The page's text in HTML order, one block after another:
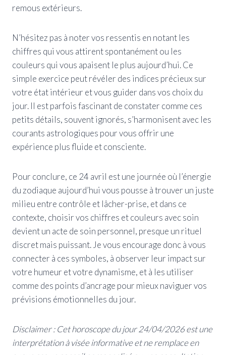
remous extérieurs.
N’hésitez pas à noter vos ressentis en notant les
chiffres qui vous attirent spontanément ou les
couleurs qui vous apaisent le plus aujourd’hui. Ce
simple exercice peut révéler des indices précieux sur
votre état intérieur et vous guider dans vos choix du
jour. Il est parfois fascinant de constater comme ces
petits détails, souvent ignorés, s’harmonisent avec les
courants astrologiques pour vous offrir une
expérience plus fluide et consciente.
Pour conclure, ce 24 avril est une journée où l’énergie
du zodiaque aujourd’hui vous pousse à trouver un juste
milieu entre contrôle et lâcher-prise, et dans ce
contexte, choisir vos chiffres et couleurs avec soin
devient un acte de soin personnel, presque un rituel
discret mais puissant. Je vous encourage donc à vous
connecter à ces symboles, à observer leur impact sur
votre humeur et votre dynamisme, et à les utiliser
comme des points d’ancrage pour mieux naviguer vos
prévisions émotionnelles du jour.
Disclaimer : Cet horoscope du jour 24/04/2026 est une
interprétation à visée informative et ne remplace en